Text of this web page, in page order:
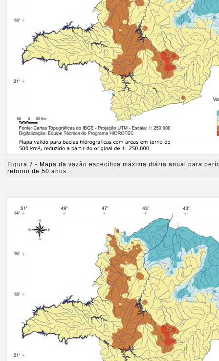
Figura 7 - Mapa da vazão específica máxima diária anual para
retorno de 50 anos.